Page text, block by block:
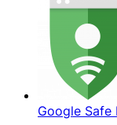
Google Safe